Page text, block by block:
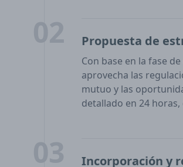
Propuesta de
Con base en la fase
aprovecha las
mutuo y las
detallado en 24
Incorporación y